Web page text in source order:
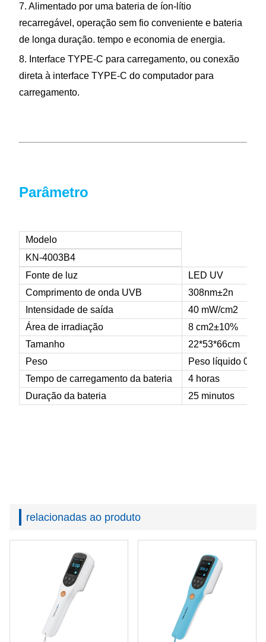
7. Alimentado por uma bateria de íon-lítio
recarregável, operação sem fio conveniente e bateria
de longa duração. tempo e economia de energia.
8. Interface TYPE-C para carregamento, ou conexão
direta à interface TYPE-C do computador para
carregamento.
Parâmetro
Modelo
KN-4003B4
Fonte de luz
LED UV
Comprimento de onda UVB
308nm±2n
Intensidade de saída
40 mW/cm2
Área de irradiação
8 cm2±10%
Tamanho
22*53*66cm
Peso
Peso líquido 0,3
Tempo de carregamento da bateria
4 horas
Duração da bateria
25 minutos
relacionadas ao produto